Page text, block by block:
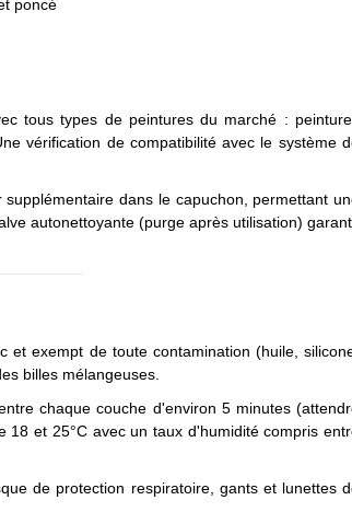
poncé
tous types de peintures du marché :
vérification de compatibilité avec le système
dans le capuchon, permettant
autonettoyante (purge après utilisation)
exempt de toute contamination (huile,
billes mélangeuses.
chaque couche d'environ 5 minutes
et 25°C avec un taux d'humidité compris
de protection respiratoire, gants et lunettes